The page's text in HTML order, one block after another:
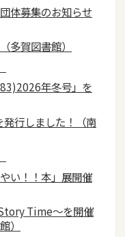
体募集のお知らせ
多賀図書館）
年冬号」を
行しました！（南
い！！本」展開催
Time～を開催
）